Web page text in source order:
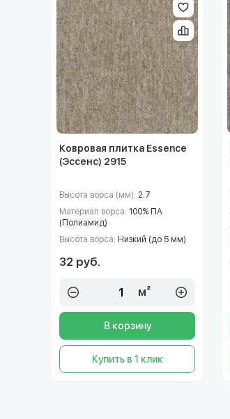
Ковровая плитка Essence
(Эссенс) 2915
Высота ворса (мм): 2.7
Материал ворса: 100% ПА
(Полиамид)
Высота ворса: Низкий (до 5 мм)
32 руб.
м²
В корзину
Купить в 1 клик